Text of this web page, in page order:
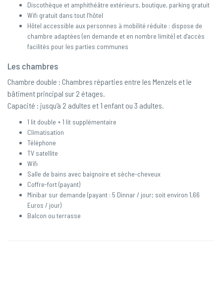
Discothèque et amphithéâtre extérieurs, boutique, parking gratuit
Wifi gratuit dans tout l’hôtel
Hôtel accessible aux personnes à mobilité réduite : dispose de
chambre adaptées (en demande et en nombre limité) et d’accès
facilités pour les parties communes
Les chambres
Chambre double : Chambres réparties entre les Menzels et le
bâtiment principal sur 2 étages.
Capacité : jusqu’à 2 adultes et 1 enfant ou 3 adultes.
1 lit double + 1 lit supplémentaire
Climatisation
Téléphone
TV satellite
Wifi
Salle de bains avec baignoire et sèche-cheveux
Coffre-fort (payant)
Minibar sur demande (payant : 5 Dinnar / jour; soit environ 1,66
Euros / jour)
Balcon ou terrasse